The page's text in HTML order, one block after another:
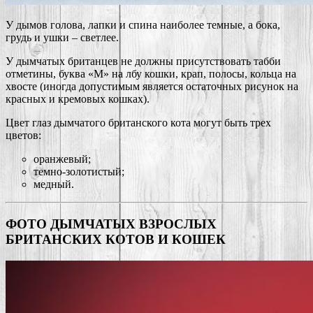
У дымов голова, лапки и спина наиболее темные, а бока,
грудь и ушки – светлее.
У дымчатых британцев не должны присутствовать табби
отметины, буква «М» на лбу кошки, крап, полосы, кольца на
хвосте (иногда допустимым является остаточных рисунок на
красных и кремовых кошках).
Цвет глаз дымчатого британского кота могут быть трех
цветов:
оранжевый;
темно-золотистый;
медный.
ФОТО ДЫМЧАТЫХ ВЗРОСЛЫХ
БРИТАНСКИХ КОТОВ И КОШЕК